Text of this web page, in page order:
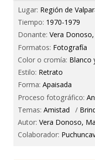
Lugar: Región de
Tiempo: 1970-1979
Donante: Vera
Formatos: Fotografía
Color o cromía: Blanco
Estilo: Retrato
Forma: Apaisada
Proceso fotográfico:
Temas: Amistad /
Autor: Vera Donoso,
Colaborador: